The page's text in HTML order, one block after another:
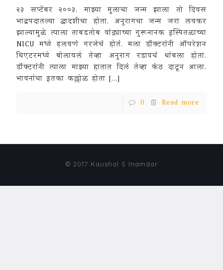
२३ सप्टेंबर २००३. माझ्या मुलाचा जन्म झाला तो दिवस
भाद्रपदातल्या द्वादशीचा होता. अनुरागचा जन्म जरा लवकर
झाल्यामुळे त्याला ताबडतोब वांद्र्याच्या गुरूनानक इस्पितळाच्या
NICU मध्ये हलवणं गरजेचं होतं. मला डॉक्टरांनी ऑपरेशन
थिएटरमध्ये बोलावलं तेव्हा अनुराग रडायचं थांबला होता.
डॉक्टरांनी त्याला माझ्या हातात दिलं तेव्हा कंठ दाटून आला.
भावनांचा इतका कल्लोळ होता […]
0 Read more
© 2017 Kaushal S Inamdar